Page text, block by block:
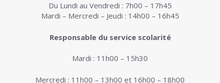
Du Lundi au Vendredi : 7h00 – 17h45
Mardi – Mercredi – Jeudi : 14h00 – 16h45
Responsable du service scolarité
Mardi : 11h00 – 15h30
Mercredi : 11h00 – 13h00 et 16h00 – 18h00